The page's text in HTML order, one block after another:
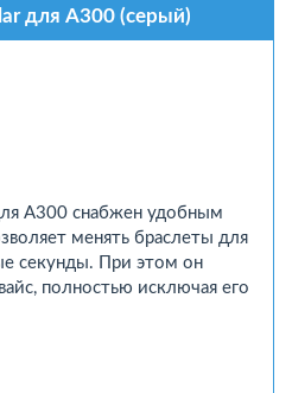
для A300 (серый)
A300 снабжен удобным
менять браслеты для
секунды. При этом он
полностью исключая его